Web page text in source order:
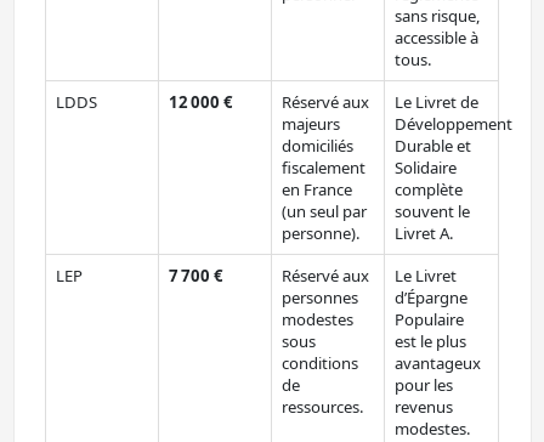
sans risque,
accessible à
tous.
LDDS
12 000 €
Réservé aux
majeurs
domiciliés
fiscalement
en France
(un seul par
personne).
Le Livret de
Développement
Durable et
Solidaire
complète
souvent le
Livret A.
LEP
7 700 €
Réservé aux
personnes
modestes
sous
conditions
de
ressources.
Le Livret
d’Épargne
Populaire
est le plus
avantageux
pour les
revenus
modestes.